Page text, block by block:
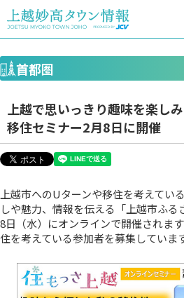
首都圏
上越で思いっきり趣味を楽し
移住セミナー2月8日に開催
上越市へのUターンや移住を考えてい
しや魅力、情報を伝える「上越市ふる
8日（水）にオンラインで開催されま
住を考えている参加者を募集していま